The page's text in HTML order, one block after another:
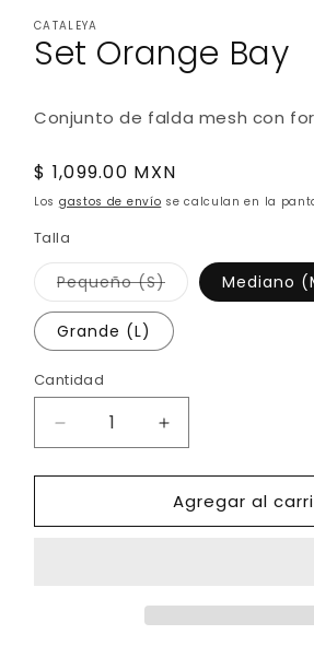
multimedia
1
en
modal
2
en
una
modal
CATALEYA
Set Orange Bay
Conjunto de falda mesh con
Precio
habitual
$ 1,099.00 MXN
Los gastos de envío se calculan en la
Talla
Pequeño (S)Variante
agotada
o
no
disponible
Mediano
Grande (L)
Cantidad
Reducir
cantidad
para
Orange
Aumentar
cantidad
para
Set
Orange
Agregar al